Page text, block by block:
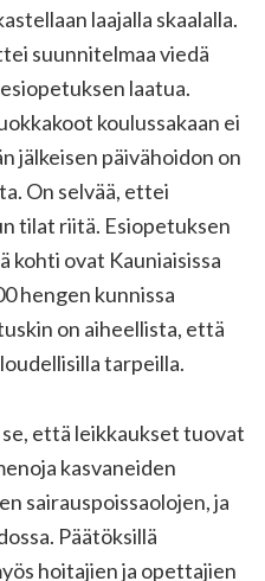
laajalla skaalalla.
suunnitelmaa viedä
laatua.
koulussakaan ei
jälkeisen päivähoidon on
On selvää, ettei
tilat riitä. Esiopetuksen
kohti ovat Kauniaisissa
hengen kunnissa
on aiheellista, että
tarpeilla.
että leikkaukset tuovat
kasvaneiden
sairauspoissaolojen, ja
Päätöksillä
hoitajien ja opettajien